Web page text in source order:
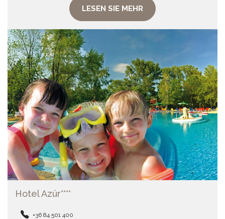
LESEN SIE MEHR
Hotel Azúr****
+36 84 501 400